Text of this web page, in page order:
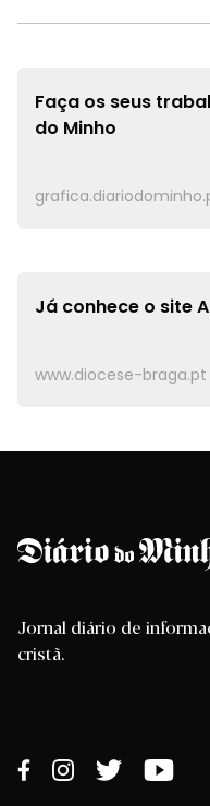
Faça os seus
do Minho
Já conhece o site
www.diocese-braga.pt
Jornal diário de
cristã.